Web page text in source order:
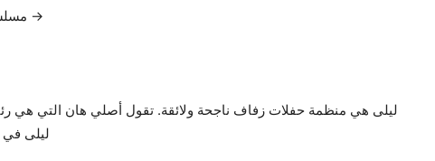
مسلسلات تركية : مسلسل في السراء و الضراء →
ليلى هي منظمة حفلات زفاف ناجحة ولائقة. تقول أصلي هان التي هي
ليلى في